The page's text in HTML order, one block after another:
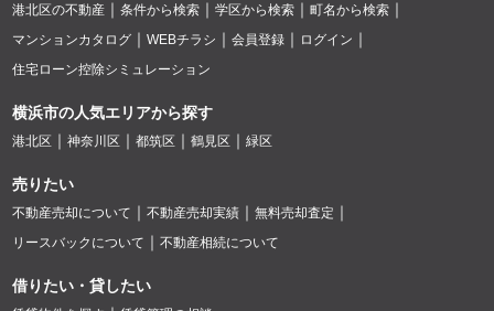
港北区の不動産 条件から検索 学区から検索
町名から検索
マンションカタログ
WEBチラシ 会員登録
ログイン
住宅ローン控除シミュレーション
横浜市の人気エリアから探す
港北区 神奈川区 都筑区 鶴見区 緑区
売りたい
不動産売却について 不動産売却実績
無料売却査定
リースバックについて
不動産相続について
借りたい・貸したい